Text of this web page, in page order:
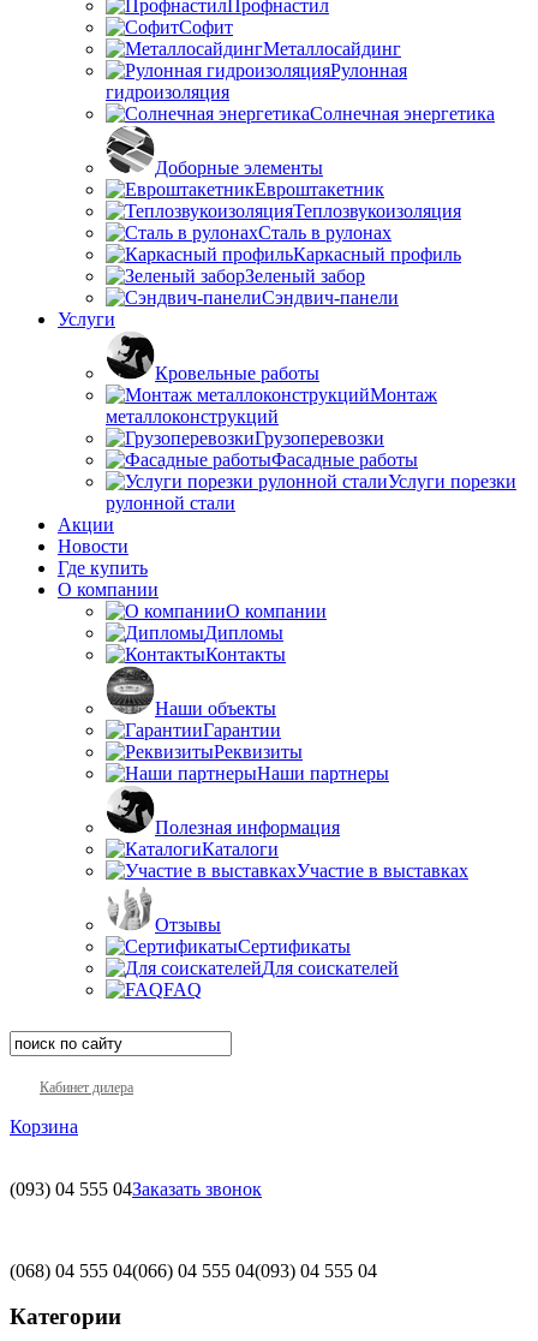
Профнастил
Софит
Металлосайдинг
Рулонная
гидроизоляция
Солнечная энергетика
Доборные элементы
Евроштакетник
Теплозвукоизоляция
Сталь в рулонах
Каркасный профиль
Зеленый забор
Сэндвич-панели
Услуги
Кровельные работы
Монтаж
металлоконструкций
Грузоперевозки
Фасадные работы
Услуги порезки
рулонной стали
Акции
Новости
Где купить
О компании
О компании
Дипломы
Контакты
Наши объекты
Гарантии
Реквизиты
Наши партнеры
Полезная информация
Каталоги
Участие в выставках
Отзывы
Сертификаты
Для соискателей
FAQ
Кабинет дилера
Корзина
(093) 04 555 04Заказать звонок
(068) 04 555 04(066) 04 555 04(093) 04 555 04
Категории